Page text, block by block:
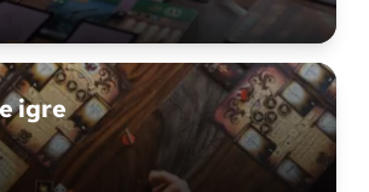
igre